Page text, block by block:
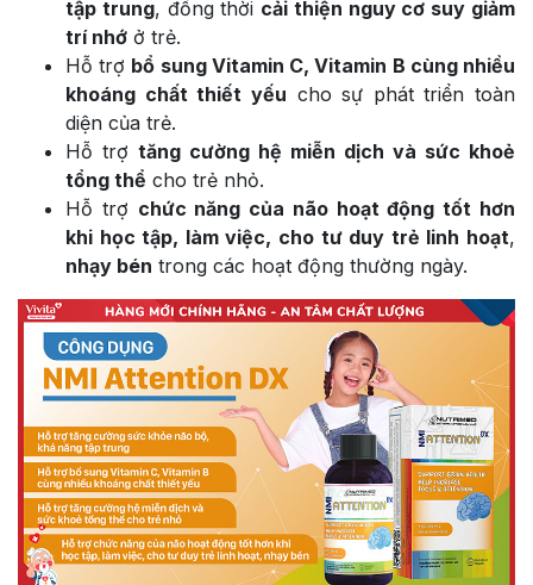
tập trung, đồng thời cải thiện nguy cơ suy giảm
trí nhớ ở trẻ.
Hỗ trợ bổ sung Vitamin C, Vitamin B cùng nhiều
khoáng chất thiết yếu cho sự phát triển toàn
diện của trẻ.
Hỗ trợ tăng cường hệ miễn dịch và sức khoẻ
tổng thể cho trẻ nhỏ.
Hỗ trợ chức năng của não hoạt động tốt hơn
khi học tập, làm việc, cho tư duy trẻ linh hoạt,
nhạy bén trong các hoạt động thường ngày.